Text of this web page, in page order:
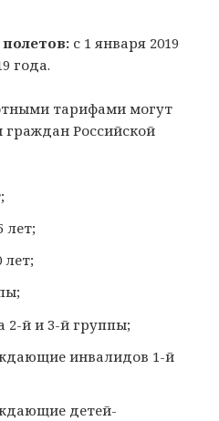
с 1 января 2019
года.
тарифами могут
Российской
лет;
2-й и 3-й группы;
инвалидов 1-й
детей-